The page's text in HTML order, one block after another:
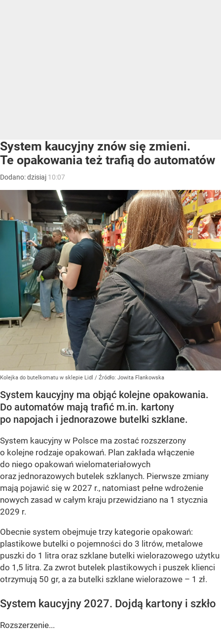
System kaucyjny znów się zmieni.
Te opakowania też trafią do automatów
Dodano:dzisiaj 10:07
Kolejka do butelkomatu w sklepie Lidl / Źródło: Jowita Flankowska
System kaucyjny ma objąć kolejne opakowania.
Do automatów mają trafić m.in. kartony
po napojach i jednorazowe butelki szklane.
System kaucyjny w Polsce ma zostać rozszerzony
o kolejne rodzaje opakowań. Plan zakłada włączenie
do niego opakowań wielomateriałowych
oraz jednorazowych butelek szklanych. Pierwsze zmiany
mają pojawić się w 2027 r., natomiast pełne wdrożenie
nowych zasad w całym kraju przewidziano na 1 stycznia
2029 r.
Obecnie system obejmuje trzy kategorie opakowań:
plastikowe butelki o pojemności do 3 litrów, metalowe
puszki do 1 litra oraz szklane butelki wielorazowego użytku
do 1,5 litra. Za zwrot butelek plastikowych i puszek klienci
otrzymują 50 gr, a za butelki szklane wielorazowe – 1 zł.
System kaucyjny 2027. Dojdą kartony i szkło
Rozszerzenie...